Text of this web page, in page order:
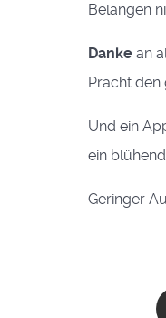
Belangen
Danke an
Pracht
Und ein
ein
Geringer